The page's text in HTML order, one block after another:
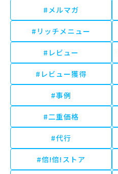
#メルマガ
#リッチメニュー
#レビュー
#レビュー獲得
#事例
#二重価格
#代行
#倍!倍!ストア